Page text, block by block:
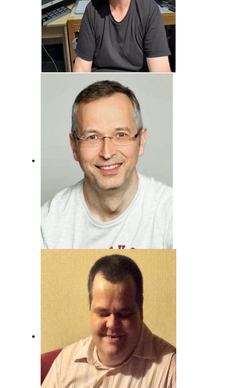
Der wird wohl nie erwachsen ... Will er
auch gar nicht!
Andreas von Juterzenka
Unser Mann für Deutsche Musik und